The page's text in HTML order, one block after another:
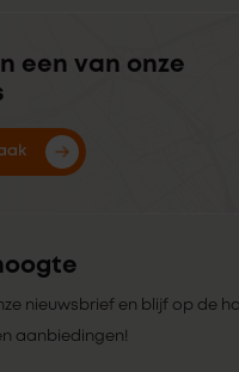
een van onze
nieuwsbrief en blijf op de
aanbiedingen!